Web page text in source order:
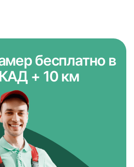
бесплатно в
+ 10 км